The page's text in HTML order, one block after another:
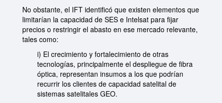
No obstante, el IFT identificó que existen elementos que
limitarían la capacidad de SES e Intelsat para fijar
precios o restringir el abasto en ese mercado relevante,
tales como:
i) El crecimiento y fortalecimiento de otras
tecnologías, principalmente el despliegue de fibra
óptica, representan insumos a los que podrían
recurrir los clientes de capacidad satelital de
sistemas satelitales GEO.